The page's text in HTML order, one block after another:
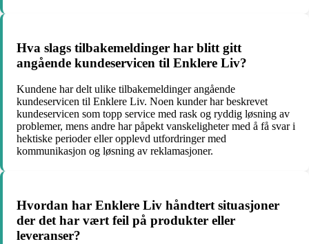
Hva slags tilbakemeldinger har blitt gitt
angående kundeservicen til Enklere Liv?
Kundene har delt ulike tilbakemeldinger angående
kundeservicen til Enklere Liv. Noen kunder har beskrevet
kundeservicen som topp service med rask og ryddig løsning av
problemer, mens andre har påpekt vanskeligheter med å få svar i
hektiske perioder eller opplevd utfordringer med
kommunikasjon og løsning av reklamasjoner.
Hvordan har Enklere Liv håndtert situasjoner
der det har vært feil på produkter eller
leveranser?